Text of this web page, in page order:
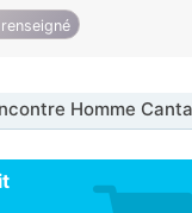
Homme